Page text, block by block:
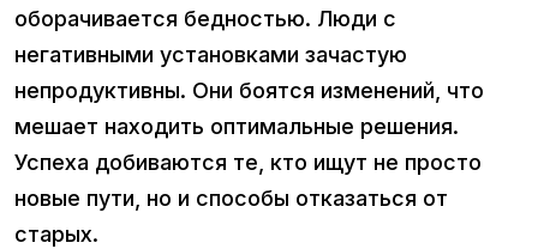
оборачивается бедностью. Люди с
негативными установками зачастую
непродуктивны. Они боятся изменений, что
мешает находить оптимальные решения.
Успеха добиваются те, кто ищут не просто
новые пути, но и способы отказаться от
старых.